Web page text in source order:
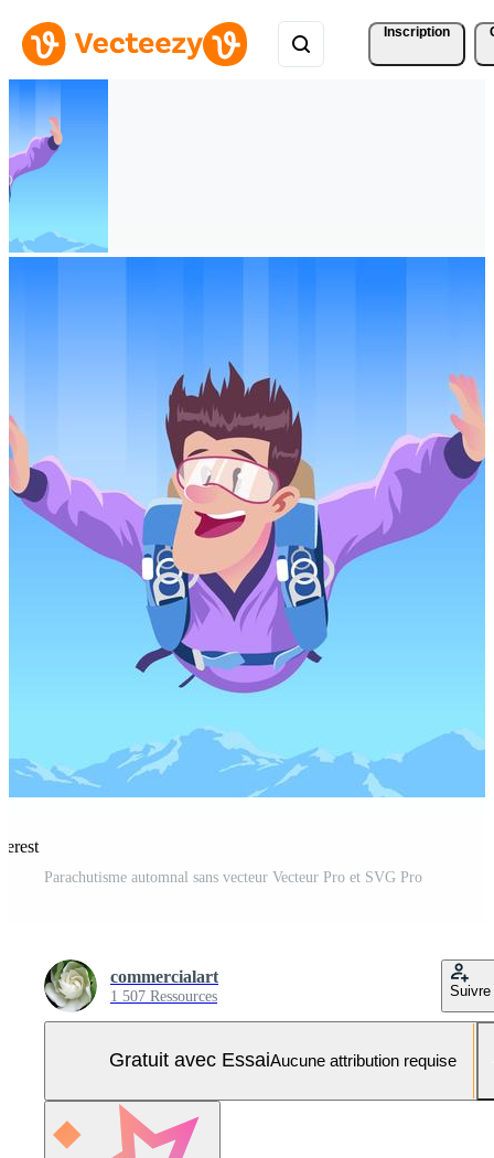
Inscription
Parachutisme automnal sans vecteur Vecteur Pro et SVG Pro
commercialart
1 507 Ressources Suivre
Gratuit avec EssaiAucune attribution requise